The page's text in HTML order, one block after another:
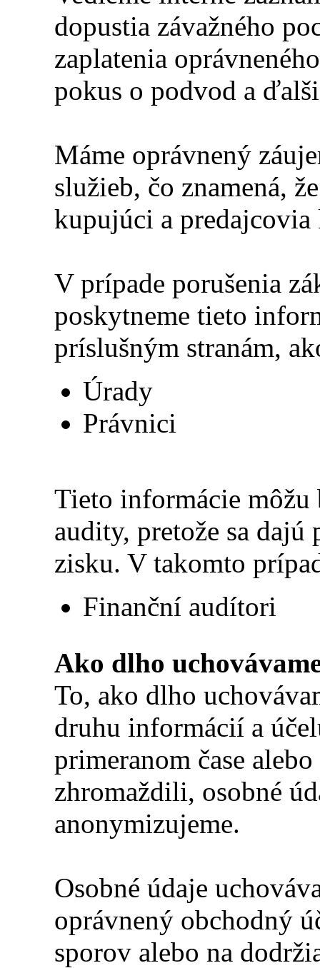
dopustia závažného
zaplatenia
pokus o podvod a
Máme oprávnený
služieb, čo znamená,
kupujúci a
V prípade porušenia
poskytneme tieto
príslušným stranám,
Úrady
Právnici
Tieto informácie
audity, pretože sa
zisku. V takomto
Finanční audítori
Ako dlho
To, ako dlho
druhu informácií a
primeranom čase
zhromaždili, osobné
anonymizujeme.
Osobné údaje
oprávnený obchodný
sporov alebo na